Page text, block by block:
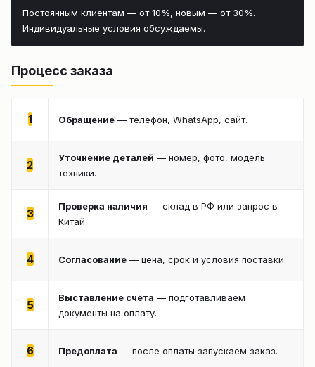
Постоянным клиентам — от 10%, новым — от 30%.
Индивидуальные условия обсуждаемы.
Процесс заказа
1 Обращение — телефон, WhatsApp, сайт.
2
Уточнение деталей — номер, фото, модель
техники.
3
Проверка наличия — склад в РФ или запрос в
Китай.
4 Согласование — цена, срок и условия поставки.
5
Выставление счёта — подготавливаем
документы на оплату.
6 Предоплата — после оплаты запускаем заказ.